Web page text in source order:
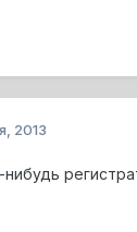
2013